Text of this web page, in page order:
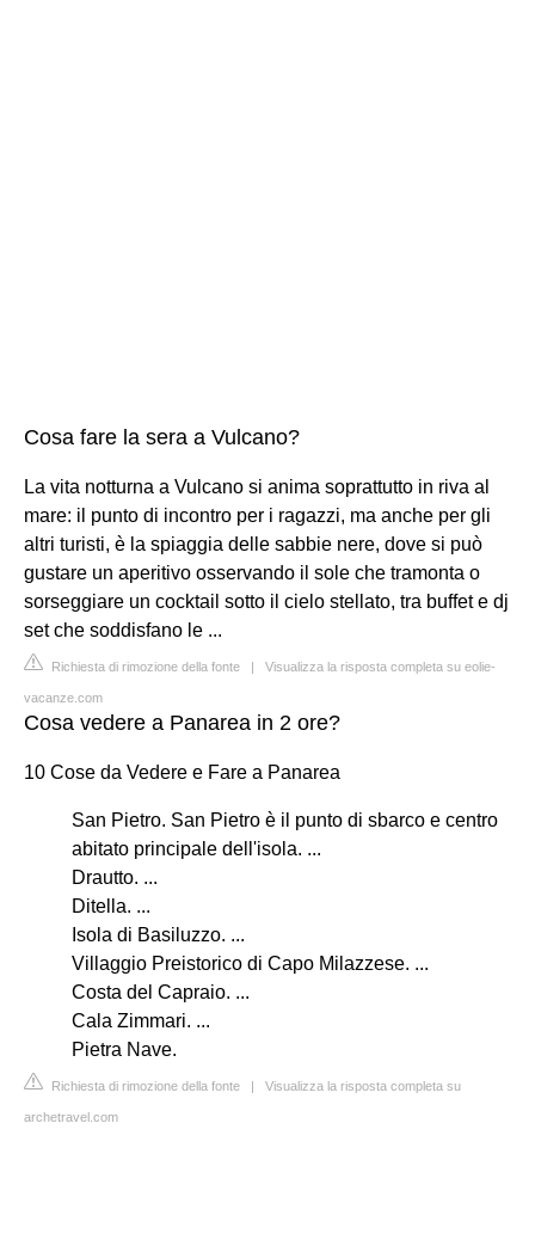
Cosa fare la sera a Vulcano?
La vita notturna a Vulcano si anima soprattutto in riva al
mare: il punto di incontro per i ragazzi, ma anche per gli
altri turisti, è la spiaggia delle sabbie nere, dove si può
gustare un aperitivo osservando il sole che tramonta o
sorseggiare un cocktail sotto il cielo stellato, tra buffet e dj
set che soddisfano le ...
Richiesta di rimozione della fonte | Visualizza la risposta completa su eolie-
vacanze.com
Cosa vedere a Panarea in 2 ore?
10 Cose da Vedere e Fare a Panarea
San Pietro. San Pietro è il punto di sbarco e centro
abitato principale dell'isola. ...
Drautto. ...
Ditella. ...
Isola di Basiluzzo. ...
Villaggio Preistorico di Capo Milazzese. ...
Costa del Capraio. ...
Cala Zimmari. ...
Pietra Nave.
Richiesta di rimozione della fonte | Visualizza la risposta completa su
archetravel.com